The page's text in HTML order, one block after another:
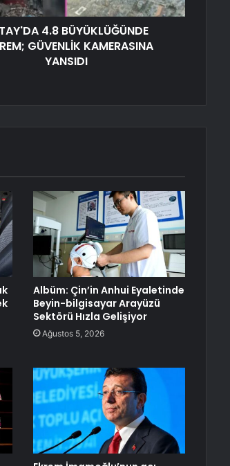
4.8 BÜYÜKLÜĞÜNDE
GÜVENLİK KAMERASINA
YANSIDI
Albüm: Çin’in Anhui Eyaletinde
Beyin-bilgisayar Arayüzü
Sektörü Hızla Gelişiyor
Ağustos 5, 2026